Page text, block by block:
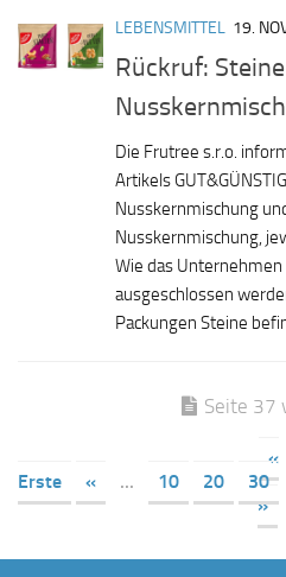
LEBENSMITTEL 19.
Rückruf:
Die Frutree s.r.o.
Artikels
Nusskernmischung
Nusskernmischung,
Wie das
ausgeschlossen
Packungen Steine
Seite 37
«
Erste
« ... 10 20 30
»